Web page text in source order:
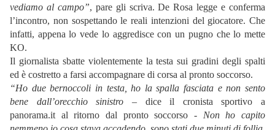
vediamo al campo”, pare gli scriva. De Rosa legge e conferma
l’incontro, non sospettando le reali intenzioni del giocatore. Che
infatti, appena lo vede lo aggredisce con un pugno che lo mette
KO.
Il giornalista sbatte violentemente la testa sui gradini degli spalti
ed è costretto a farsi accompagnare di corsa al pronto soccorso.
“Ho due bernoccoli in testa, ho la spalla fasciata e non sento
bene dall’orecchio sinistro – dice il cronista sportivo a
panorama.it al ritorno dal pronto soccorso - Non ho capito